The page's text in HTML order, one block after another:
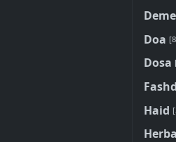
Doa
Dosa
Haid